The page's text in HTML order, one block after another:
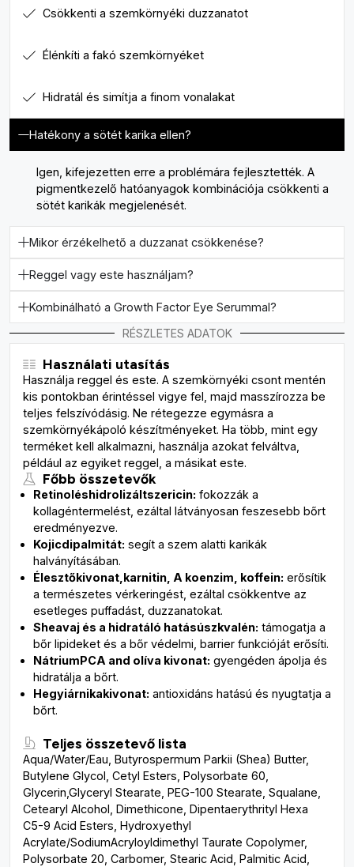
Csökkenti a szemkörnyéki duzzanatot
Élénkíti a fakó szemkörnyéket
Hidratál és simítja a finom vonalakat
Hatékony a sötét karika ellen?
Igen, kifejezetten erre a problémára fejlesztették. A
pigmentkezelő hatóanyagok kombinációja csökkenti a
sötét karikák megjelenését.
Mikor érzékelhető a duzzanat csökkenése?
Reggel vagy este használjam?
Kombinálható a Growth Factor Eye Serummal?
RÉSZLETES ADATOK
Használati utasítás
Használja reggel és este. A szemkörnyéki csont mentén
kis pontokban érintéssel vigye fel, majd masszírozza be
teljes felszívódásig. Ne rétegezze egymásra a
szemkörnyékápoló készítményeket. Ha több, mint egy
terméket kell alkalmazni, használja azokat felváltva,
például az egyiket reggel, a másikat este.
Főbb összetevők
Retinoléshidrolizáltszericin: fokozzák a
kollagéntermelést, ezáltal látványosan feszesebb bőrt
eredményezve.
Kojicdipalmitát: segít a szem alatti karikák
halványításában.
Élesztőkivonat, karnitin , A koenzim, koffein: erősítik
a természetes vérkeringést, ezáltal csökkentve az
esetleges puffadást, duzzanatokat.
Sheavaj és a hidratáló hatásúszkvalén: támogatja a
bőr lipideket és a bőr védelmi, barrier funkcióját erősíti.
NátriumPCA and olíva kivonat: gyengéden ápolja és
hidratálja a bőrt.
Hegyiárnikakivonat: antioxidáns hatású és nyugtatja a
bőrt.
Teljes összetevő lista
Aqua/Water/Eau, Butyrospermum Parkii (Shea) Butter,
Butylene Glycol, Cetyl Esters, Polysorbate 60,
Glycerin,Glyceryl Stearate, PEG-100 Stearate, Squalane,
Cetearyl Alcohol, Dimethicone, Dipentaerythrityl Hexa
C5-9 Acid Esters, Hydroxyethyl
Acrylate/SodiumAcryloyldimethyl Taurate Copolymer,
Polysorbate 20, Carbomer, Stearic Acid, Palmitic Acid,